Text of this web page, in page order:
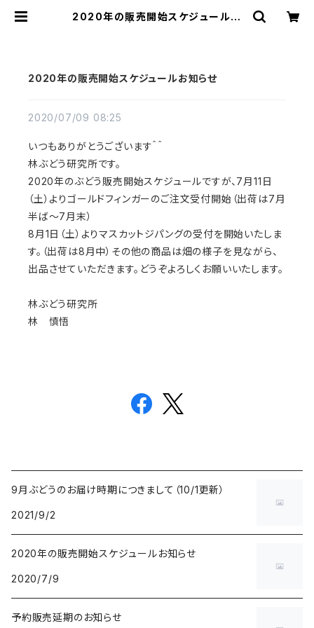
2020年の販売開始スケジュールお
2020年の販売開始スケジュールお知らせ
2020/07/09 08:25
いつもありがとうございます＾＾
林ぶどう研究所です。
2020年のぶどう販売開始スケジュールですが、7月11日
（土）よりゴールドフィンガーのご注文受付開始（出荷は7月
半ば〜7月末）
8月1日（土）よりマスカットジパングの受付を開始いたしま
す。（出荷は8月中）その他の商品は畑の様子を見ながら、
出品させていただきます。どうぞよろしくお願いいたします。
林ぶどう研究所
林 慎悟
9月ぶどうのお届け時期につきまして（10/1更新）
2021/9/2
2020年の販売開始スケジュールお知らせ
2020/7/9
予約販売延期のお知らせ